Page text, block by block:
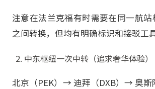
注意在法兰克福有时需要在同一航
之间转换，但均有明确标识和接驳工具
中东枢纽一次中转（追求奢华体验）
北京（PEK）→ 迪拜（DXB）→ 奥